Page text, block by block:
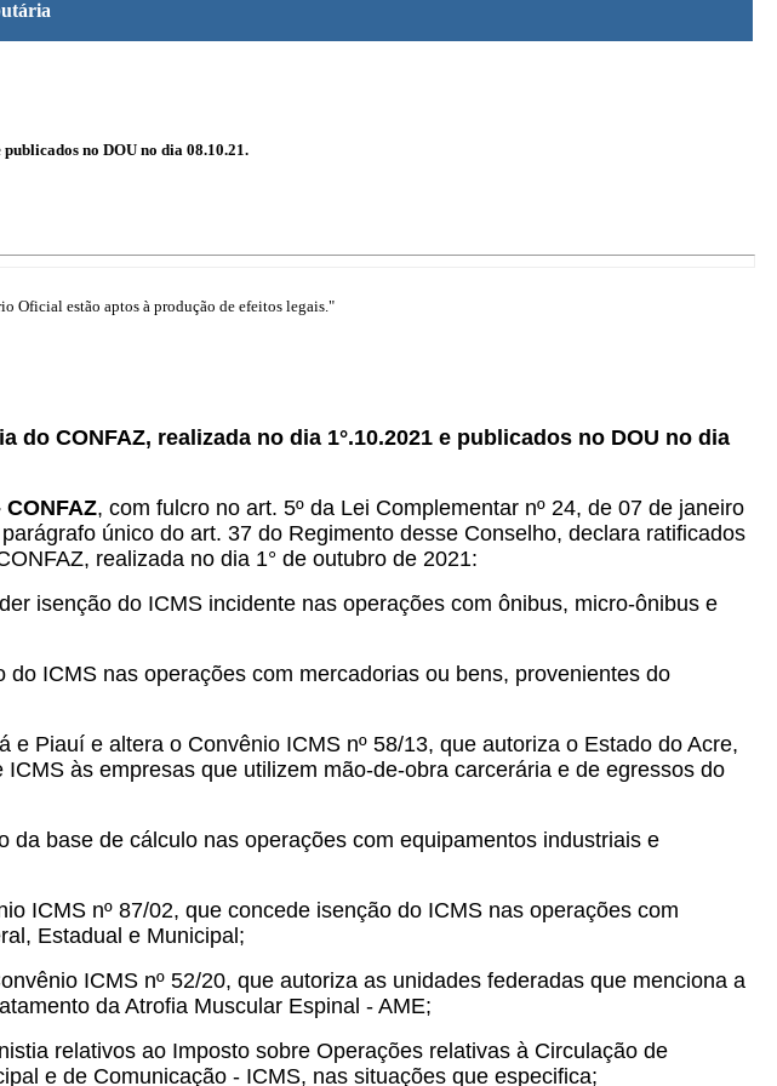
no DOU no dia 08.10.21.
Oficial estão aptos à produção de efeitos legais."
CONFAZ, realizada no dia 1°.10.2021 e publicados no DOU no dia
, com fulcro no art. 5º da Lei Complementar nº 24, de 07 de janeiro
único do art. 37 do Regimento desse Conselho, declara ratificados
realizada no dia 1° de outubro de 2021:
isenção do ICMS incidente nas operações com ônibus, micro-ônibus e
ICMS nas operações com mercadorias ou bens, provenientes do
Piauí e altera o Convênio ICMS nº 58/13, que autoriza o Estado do Acre,
às empresas que utilizem mão-de-obra carcerária e de egressos do
da base de cálculo nas operações com equipamentos industriais e
ICMS nº 87/02, que concede isenção do ICMS nas operações com
Estadual e Municipal;
ICMS nº 52/20, que autoriza as unidades federadas que menciona a
da Atrofia Muscular Espinal - AME;
relativos ao Imposto sobre Operações relativas à Circulação de
e de Comunicação - ICMS, nas situações que especifica;